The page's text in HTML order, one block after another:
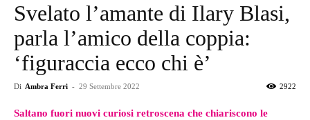
Svelato l’amante di Ilary Blasi,
parla l’amico della coppia:
‘figuraccia ecco chi è’
Di Ambra Ferri - 29 Settembre 2022 2922
Saltano fuori nuovi curiosi retroscena che chiariscono le